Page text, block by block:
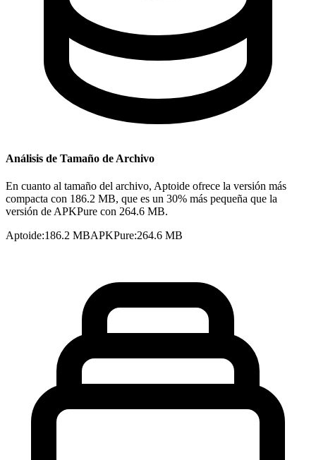
Análisis de Tamaño de Archivo
En cuanto al tamaño del archivo, Aptoide ofrece la versión más
compacta con 186.2 MB, que es un 30% más pequeña que la
versión de APKPure con 264.6 MB.
Aptoide:186.2 MBAPKPure:264.6 MB